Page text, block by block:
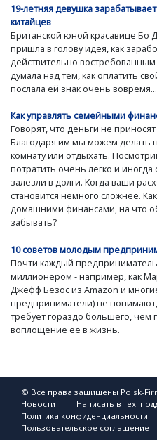
19-летняя девушка
китайцев
Британской юной красавице Бо
пришла в голову идея, как
действительно
думала над тем, как оплатить
послала ей знак очень вовремя...
Как управлять семейными
Говорят, что деньги не
Благодаря им мы можем делать
комнату или отдыхать.
потратить очень легко и
залезли в долги. Когда ваши
становится немного сложнее.
домашними финансами, на что
забывать?
10 советов молодым
Почти каждый
миллионером - например, как
Джефф Безос из Amazon и
предприниматели) не
требует гораздо большего, чем
воплощение ее в жизнь.
© Все права защищены Poisk-
Новости
Написать в тех.
Политика конфиденциальности
Пользовательское соглашение